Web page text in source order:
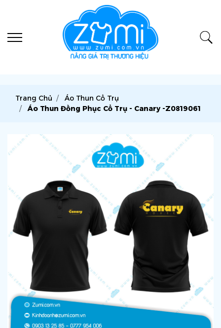
Trang Chủ
Áo Thun Cổ Trụ
Áo Thun Đồng Phục Cổ Trụ - Canary -Z0819061